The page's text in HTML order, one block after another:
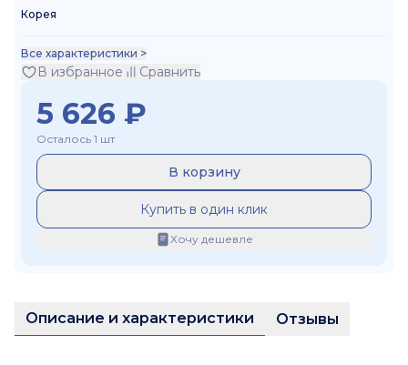
Корея
Все характеристики >
В избранное Сравнить
5 626 ₽
Осталось 1 шт
В корзину
Купить в один клик
Хочу дешевле
Описание и характеристики Отзывы